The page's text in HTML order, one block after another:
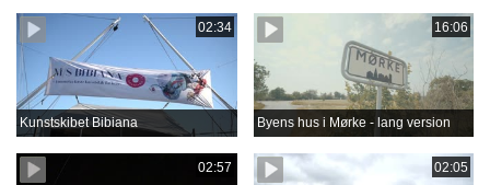
02:34
Kunstskibet Bibiana
16:06
Byens hus i Mørke - lang version
02:57 02:05